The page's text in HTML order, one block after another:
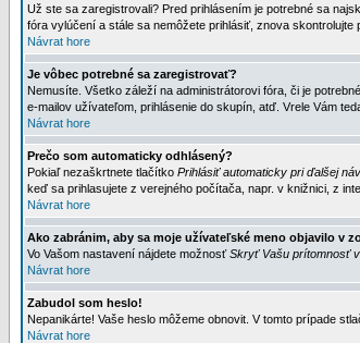
Už ste sa zaregistrovali? Pred prihlásením je potrebné sa
fóra vylúčení a stále sa nemôžete prihlásiť, znova skontrolujte
Návrat hore
Je vôbec potrebné sa zaregistrovať?
Nemusíte. Všetko záleží na administrátorovi fóra, či je
e-mailov užívateľom, prihlásenie do skupín, atď. Vrele Vám
Návrat hore
Prečo som automaticky odhlásený?
Pokiaľ nezaškrtnete tlačítko Prihlásiť automaticky pri ďalšej
keď sa prihlasujete z verejného počítača, napr. v knižnici, z
Návrat hore
Ako zabránim, aby sa moje užívateľské meno objavilo v
Vo Vašom nastavení nájdete možnosťSkryť Vašu prítomnosť
Návrat hore
Zabudol som heslo!
Nepanikárte! Vaše heslo môžeme obnovit. V tomto prípade
Návrat hore